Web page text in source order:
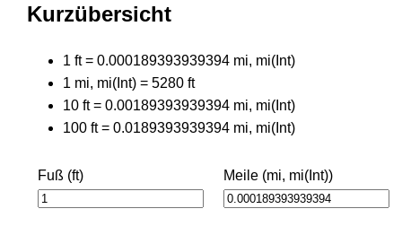
Kurzübersicht
1 ft = 0.000189393939394 mi, mi(Int)
1 mi, mi(Int) = 5280 ft
10 ft = 0.00189393939394 mi, mi(Int)
100 ft = 0.0189393939394 mi, mi(Int)
Fuß (ft) Meile (mi, mi(Int))